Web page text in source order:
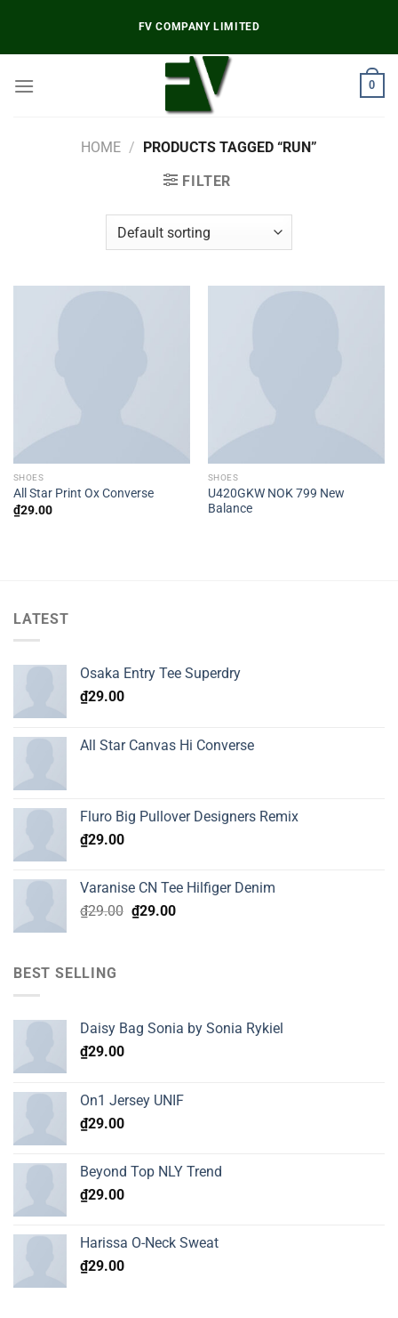
nội
dung
FV COMPANY LIMITED
0
HOME / PRODUCTS TAGGED “RUN”
FILTER
SHOES
All Star Print Ox Converse
₫29.00
SHOES
U420GKW NOK 799 New
Balance
LATEST
Osaka Entry Tee Superdry
₫29.00
All Star Canvas Hi Converse
Fluro Big Pullover Designers Remix
₫29.00
Varanise CN Tee Hilfiger Denim
₫29.00 Original
₫29.00Current
BEST SELLING
Daisy Bag Sonia by Sonia Rykiel
₫29.00
On1 Jersey UNIF
₫29.00
Beyond Top NLY Trend
₫29.00
Harissa O-Neck Sweat
₫29.00